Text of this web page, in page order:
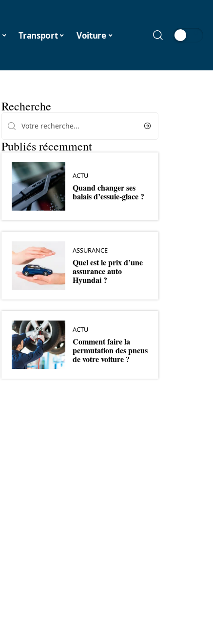
Transport Voiture
Recherche
Publiés récemment
ACTU
Quand changer ses
balais d’essuie-glace ?
ASSURANCE
Quel est le prix d’une
assurance auto
Hyundai ?
ACTU
Comment faire la
permutation des pneus
de votre voiture ?